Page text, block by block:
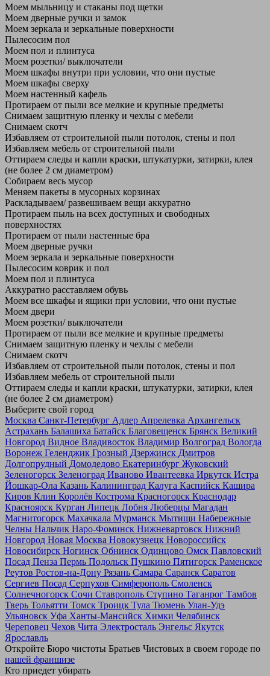
Моем мыльницу и стаканы под щетки
Моем дверные ручки и замок
Моем зеркала и зеркальные поверхности
Пылесосим пол
Моем пол и плинтуса
Моем розетки/ выключатели
Моем шкафы внутри при условии, что они пустые
Моем шкафы сверху
Моем настенный кафель
Протираем от пыли все мелкие и крупные предметы
Снимаем защитную пленку и чехлы с мебели
Снимаем скотч
Избавляем от строительной пыли потолок, стены и пол
Избавляем мебель от строительной пыли
Оттираем следы и капли краски, штукатурки, затирки, клея
(не более 2 см диаметром)
Собираем весь мусор
Меняем пакеты в мусорных корзинах
Раскладываем/ развешиваем вещи аккуратно
Протираем пыль на всех доступных и свободных
поверхностях
Протираем от пыли настенные бра
Моем дверные ручки
Моем зеркала и зеркальные поверхности
Пылесосим коврик и пол
Моем пол и плинтуса
Аккуратно расставляем обувь
Моем все шкафы и ящики при условии, что они пустые
Моем двери
Моем розетки/ выключатели
Протираем от пыли все мелкие и крупные предметы
Снимаем защитную пленку и чехлы с мебели
Снимаем скотч
Избавляем от строительной пыли потолок, стены и пол
Избавляем мебель от строительной пыли
Оттираем следы и капли краски, штукатурки, затирки, клея
(не более 2 см диаметром)
Выберите свой город
Москва Санкт-Петербург Адлер Апрелевка Архангельск
Астрахань Балашиха Батайск Благовещенск Брянск Великий
Новгород Видное Владивосток Владимир Волгоград Вологда
Воронеж Геленджик Грозный Дзержинск Дмитров
Долгопрудный Домодедово Екатеринбург Жуковский
Зеленогорск Зеленоград Иваново Ивантеевка Иркутск Истра
Йошкар-Ола Казань Калининград Калуга Каспийск Кашира
Киров Клин Королёв Кострома Красногорск Краснодар
Красноярск Курган Липецк Лобня Люберцы Магадан
Магнитогорск Махачкала Мурманск Мытищи Набережные
Челны Нальчик Наро-Фоминск Нижневартовск Нижний
Новгород Новая Москва Новокузнецк Новороссийск
Новосибирск Ногинск Обнинск Одинцово Омск Павловский
Посад Пенза Пермь Подольск Пушкино Пятигорск Раменское
Реутов Ростов-на-Дону Рязань Самара Саранск Саратов
Сергиев Посад Серпухов Симферополь Смоленск
Солнечногорск Сочи Ставрополь Ступино Таганрог Тамбов
Тверь Тольятти Томск Троицк Тула Тюмень Улан-Удэ
Ульяновск Уфа Ханты-Мансийск Химки Челябинск
Череповец Чехов Чита Электросталь Энгельс Якутск
Ярославль
Откройте Бюро чистоты Братьев Чистовых в своем городе по
нашей франшизе
Кто приедет убирать